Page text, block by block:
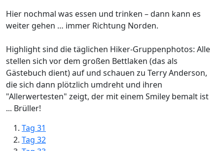
Hier nochmal was essen und trinken – dann kann es
weiter gehen … immer Richtung Norden.
Highlight sind die täglichen Hiker-Gruppenphotos: Alle
stellen sich vor dem großen Bettlaken (das als
Gästebuch dient) auf und schauen zu Terry Anderson,
die sich dann plötzlich umdreht und ihren
"Allerwertesten" zeigt, der mit einem Smiley bemalt ist
... Brüller!
Tag 31
Tag 32